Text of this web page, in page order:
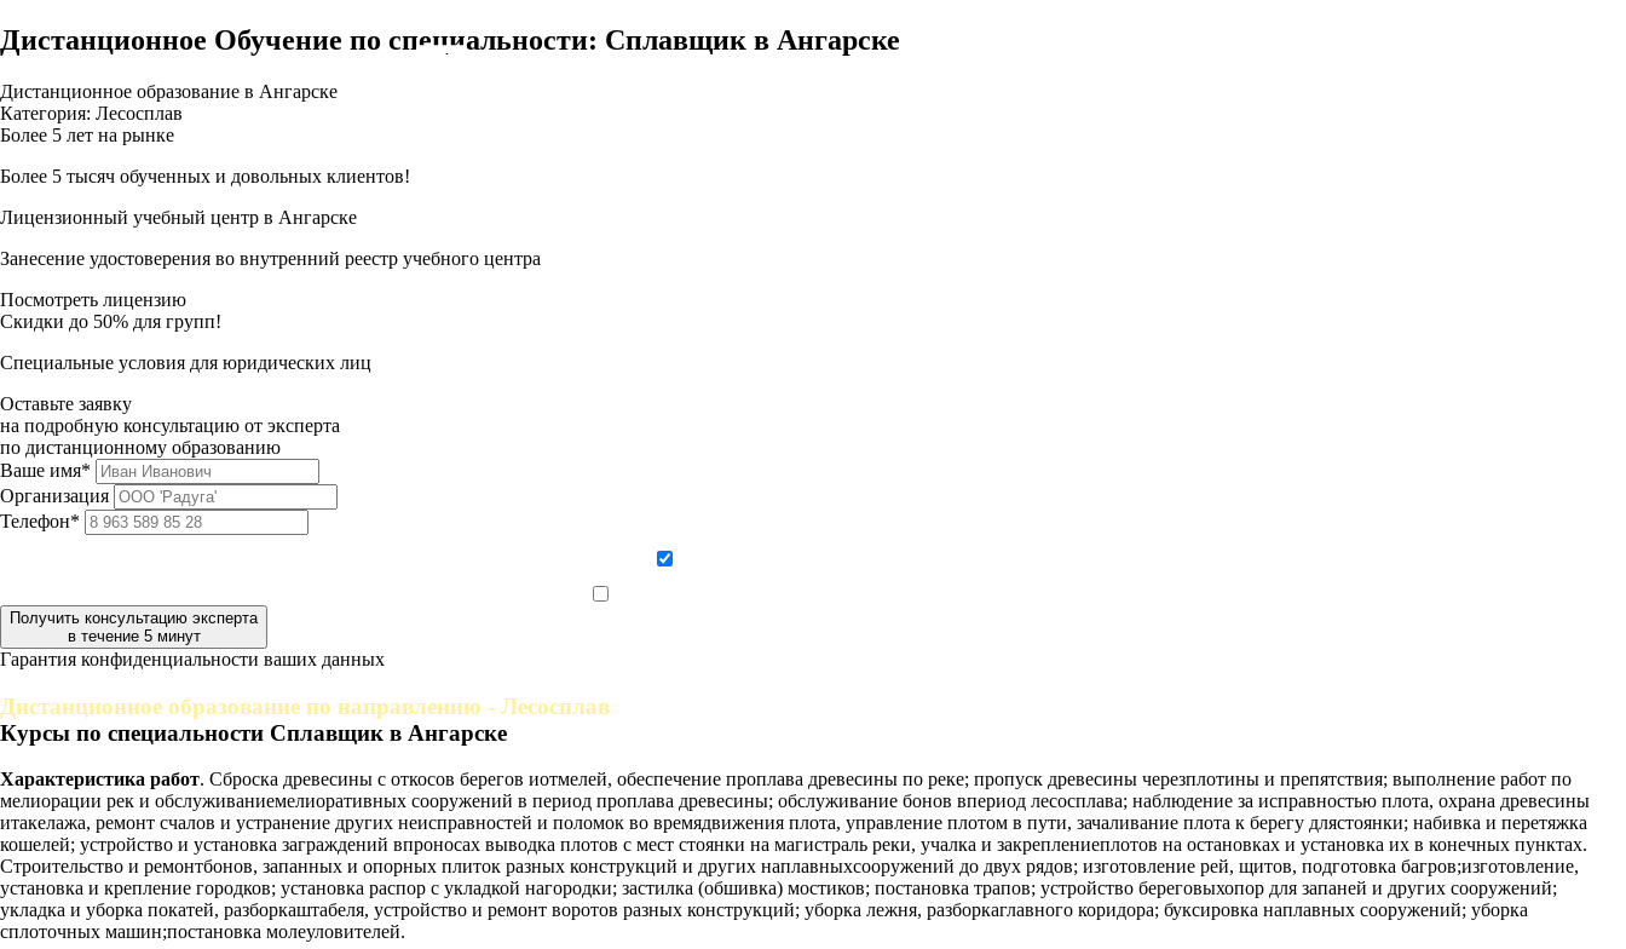
Дистанционное Обучение по специальности: Сплавщик в Ангарске
Дистанционное образование в Ангарске
Категория: Лесосплав
Более 5 лет на рынке
Более 5 тысяч обученных и довольных клиентов!
Лицензионный учебный центр в Ангарске
Занесение удостоверения во внутренний реестр учебного центра
Посмотреть лицензию
Скидки до 50% для групп!
Специальные условия для юридических лиц
Оставьте заявку
на подробную консультацию от эксперта
по дистанционному образованию
Ваше имя*
Организация
Телефон*
Получить консультацию эксперта
в течение 5 минут
Гарантия конфиденциальности ваших данных
Дистанционное образование по направлению - Лесосплав
Курсы по специальности Сплавщик в Ангарске
Характеристика работ. Сброска древесины с откосов берегов иотмелей, обеспечение проплава древесины по реке; пропуск древесины черезплотины и препятствия; выполнение работ по
мелиорации рек и обслуживаниемелиоративных сооружений в период проплава древесины; обслуживание бонов впериод лесосплава; наблюдение за исправностью плота, охрана древесины
итакелажа, ремонт счалов и устранение других неисправностей и поломок во времядвижения плота, управление плотом в пути, зачаливание плота к берегу длястоянки; набивка и перетяжка
кошелей; устройство и установка заграждений впроносах выводка плотов с мест стоянки на магистраль реки, учалка и закреплениеплотов на остановках и установка их в конечных пунктах.
Строительство и ремонтбонов, запанных и опорных плиток разных конструкций и других наплавныхсооружений до двух рядов; изготовление рей, щитов, подготовка багров;изготовление,
установка и крепление городков; установка распор с укладкой нагородки; застилка (обшивка) мостиков; постановка трапов; устройство береговыхопор для запаней и других сооружений;
укладка и уборка покатей, разборкаштабеля, устройство и ремонт воротов разных конструкций; уборка лежня, разборкаглавного коридора; буксировка наплавных сооружений; уборка
сплоточных машин;постановка молеуловителей.